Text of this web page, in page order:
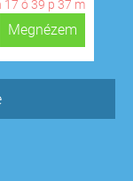
17 ó39 p 37 m
Megnézem